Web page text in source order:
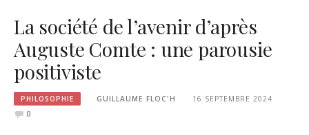
La société de l’avenir d’après
Auguste Comte : une parousie
positiviste
PHILOSOPHIE GUILLAUME FLOC'H
16 SEPTEMBRE 2024
0